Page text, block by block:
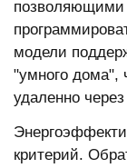
позволяющими
модели
"умного дома",
удаленно
критерий.